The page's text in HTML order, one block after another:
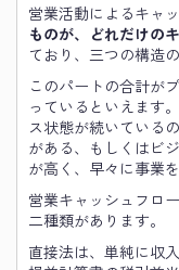
営業活動によるキャ
ものが、どれだけの
ており、三つの構造
このパートの合計が
っているといえます
ス状態が続いている
がある、もしくはビ
が高く、早々に事業
営業キャッシュフロ
二種類があります。
直接法は、単純に収